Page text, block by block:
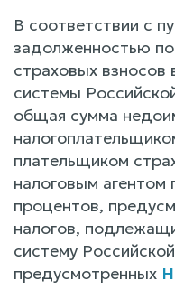
В соответствии с
задолженностью по
страховых
системы
общая сумма
плательщиком
налоговым
процентов,
налогов,
систему
предусмотренных